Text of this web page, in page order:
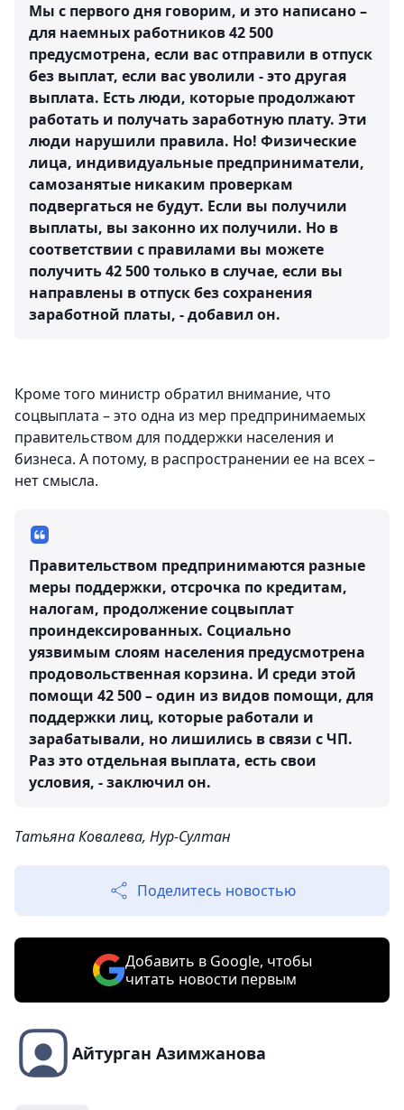
Мы с первого дня говорим, и это написано –
для наемных работников 42 500
предусмотрена, если вас отправили в отпуск
без выплат, если вас уволили - это другая
выплата. Есть люди, которые продолжают
работать и получать заработную плату. Эти
люди нарушили правила. Но! Физические
лица, индивидуальные предприниматели,
самозанятые никаким проверкам
подвергаться не будут. Если вы получили
выплаты, вы законно их получили. Но в
соответствии с правилами вы можете
получить 42 500 только в случае, если вы
направлены в отпуск без сохранения
заработной платы, - добавил он.
Кроме того министр обратил внимание, что
соцвыплата – это одна из мер предпринимаемых
правительством для поддержки населения и
бизнеса. А потому, в распространении ее на всех –
нет смысла.
Правительством предпринимаются разные
меры поддержки, отсрочка по кредитам,
налогам, продолжение соцвыплат
проиндексированных. Социально
уязвимым слоям населения предусмотрена
продовольственная корзина. И среди этой
помощи 42 500 – один из видов помощи, для
поддержки лиц, которые работали и
зарабатывали, но лишились в связи с ЧП.
Раз это отдельная выплата, есть свои
условия, - заключил он.
Татьяна Ковалева, Нур-Султан
Поделитесь новостью
Добавить в Google, чтобы
читать новости первым
Айтурган Азимжанова